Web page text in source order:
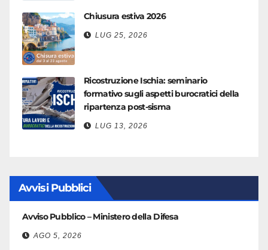
Chiusura estiva 2026
LUG 25, 2026
Ricostruzione Ischia: seminario
formativo sugli aspetti burocratici della
ripartenza post-sisma
LUG 13, 2026
Avvisi Pubblici
Avviso Pubblico – Ministero della Difesa
AGO 5, 2026